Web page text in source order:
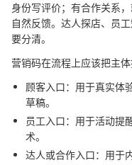
身份写评价；有合作关系
自然反馈。达人探店、员
要分清。
营销码在流程上应该把主体
顾客入口：用于真实体
草稿。
员工入口：用于活动提
术。
达人或合作入口：用于